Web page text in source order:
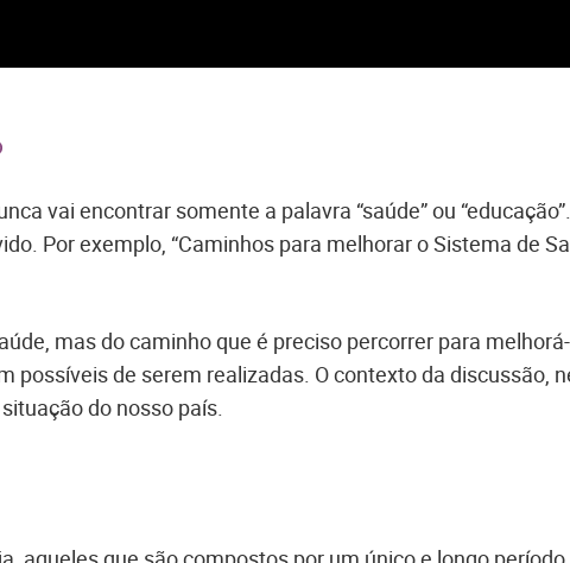
vai encontrar somente a palavra “saúde” ou
Por exemplo, “Caminhos para melhorar o Sistema de
mas do caminho que é preciso percorrer para
possíveis de serem realizadas. O contexto da discussão,
do nosso país.